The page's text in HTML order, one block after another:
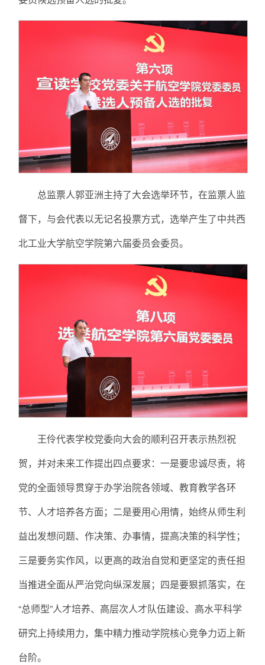
总监票人郭亚洲主持了大会选举环节，在监票人监
督下，与会代表以无记名投票方式，选举产生了中共西
北工业大学航空学院第六届委员会委员。
王伶代表学校党委向大会的顺利召开表示热烈祝
贺，并对未来工作提出四点要求：一是要忠诚尽责，将
党的全面领导贯穿于办学治院各领域、教育教学各环
节、人才培养各方面；二是要用心用情，始终从师生利
益出发想问题、作决策、办事情，提高决策的科学性；
三是要务实作风，以更高的政治自觉和更坚定的责任担
当推进全面从严治党向纵深发展；四是要狠抓落实，在
“总师型”人才培养、高层次人才队伍建设、高水平科学
研究上持续用力，集中精力推动学院核心竞争力迈上新
台阶。